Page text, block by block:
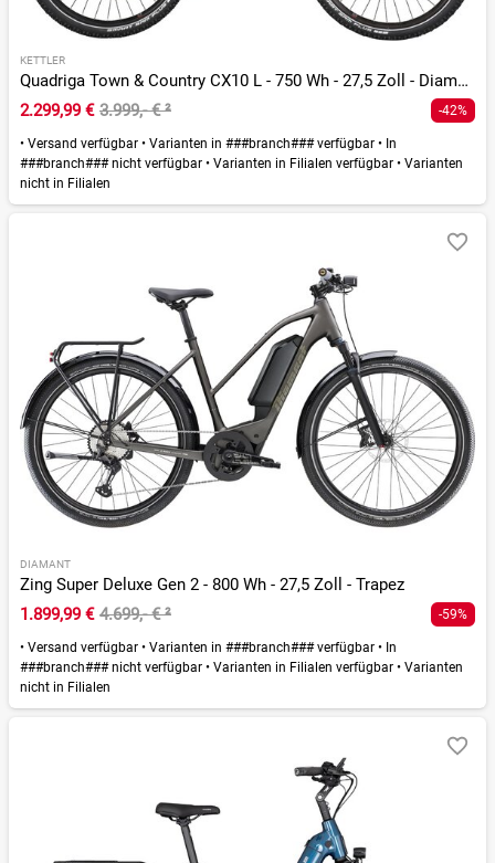
KETTLER
Quadriga Town & Country CX10 L - 750 Wh - 27,5 Zoll - Diamant
2.299,99 € 3.999,- €² -42%
• Versand verfügbar • Varianten in ###branch### verfügbar • In
###branch### nicht verfügbar • Varianten in Filialen verfügbar • Varianten
nicht in Filialen
DIAMANT
Zing Super Deluxe Gen 2 - 800 Wh - 27,5 Zoll - Trapez
1.899,99 € 4.699,- €² -59%
• Versand verfügbar • Varianten in ###branch### verfügbar • In
###branch### nicht verfügbar • Varianten in Filialen verfügbar • Varianten
nicht in Filialen